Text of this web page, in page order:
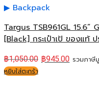
Backpack
Targus TSB961GL
[Black] กระเป๋าเป้ ของแท้
฿1,050.00 ฿945.00 รวมภาษี
หยิบใส่ตะกร้า